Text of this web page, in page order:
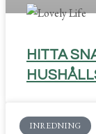
HITTA
INREDNING